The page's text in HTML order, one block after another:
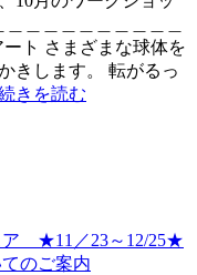
＿＿＿＿＿＿＿＿＿
ート さまざまな球体を
きします。 転がるっ
きを読む
ア ★11／23～12/25★
のご案内